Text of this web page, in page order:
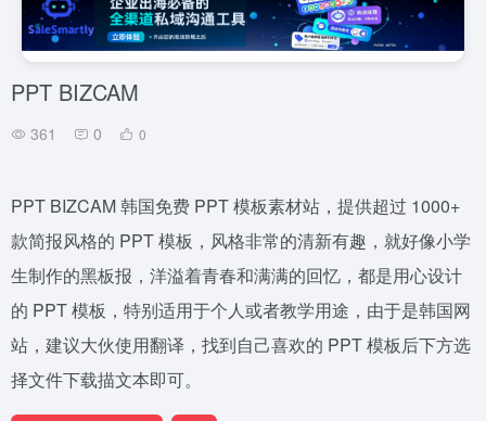
PPT BIZCAM
361 0 0
PPT BIZCAM 韩国免费 PPT 模板素材站，提供超过 1000+
款简报风格的 PPT 模板，风格非常的清新有趣，就好像小学
生制作的黑板报，洋溢着青春和满满的回忆，都是用心设计
的 PPT 模板，特别适用于个人或者教学用途，由于是韩国网
站，建议大伙使用翻译，找到自己喜欢的 PPT 模板后下方选
择文件下载描文本即可。